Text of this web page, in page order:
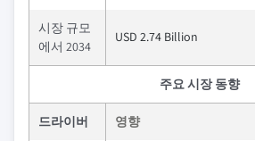
시장 규모
에서 2034
USD 2.74 Billion
주요 시장 동향
드라이버 영향